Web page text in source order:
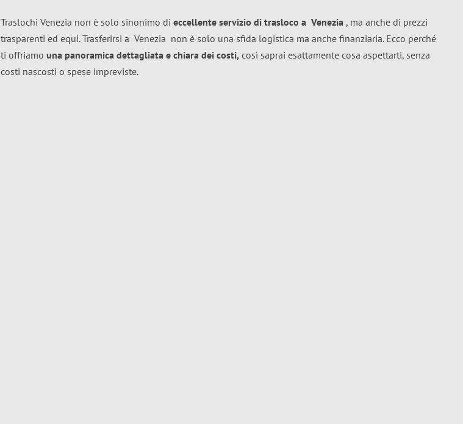
Traslochi Venezia non è solo sinonimo di eccellente servizio di trasloco a Venezia , ma anche di prezzi
trasparenti ed equi. Trasferirsi a Venezia non è solo una sfida logistica ma anche finanziaria. Ecco perché
ti offriamo una panoramica dettagliata e chiara dei costi, così saprai esattamente cosa aspettarti, senza
costi nascosti o spese impreviste.